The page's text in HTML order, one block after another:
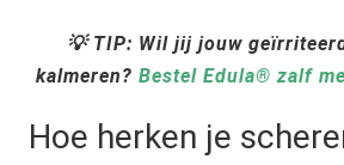
💡 TIP: Wil jij jouw
kalmeren? Bestel Edula® zalf
Hoe herken je